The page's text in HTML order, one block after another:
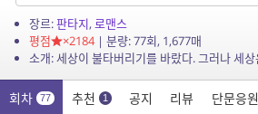
장르:판타지,로맨스
평점
×2184| 분량: 77회, 1,677매
회차 77 추천 1 공지 리뷰 단문응원